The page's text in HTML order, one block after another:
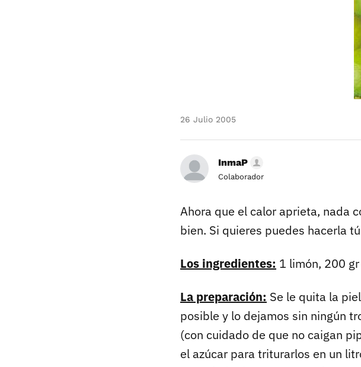
26 Julio 2005
InmaP
Colaborador
Ahora que el calor aprieta, nada
bien. Si quieres puedes hacerla
Los ingredientes: 1 limón, 200
La preparación: Se le quita la
posible y lo dejamos sin ningún
(con cuidado de que no caigan
el azúcar para triturarlos en un